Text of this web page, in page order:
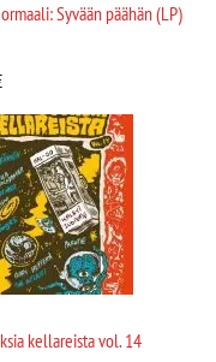
Syvään päähän (LP)
kellareista vol. 14